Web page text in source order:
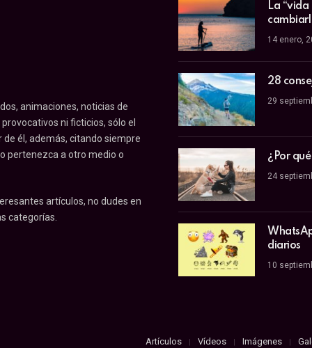
animaciones, noticias de
ni ficticios, sólo el
él, además, citando siempre
pertenezca a otro medio o
artículos, no dudes en
categorías.
La
14 enero,
28
29
¿Por
24
diarios
10
Artículos Vídeos Imágenes